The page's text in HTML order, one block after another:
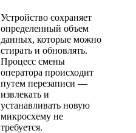
Устройство сохраняет
определенный объем
данных, которые можно
стирать и обновлять.
Процесс смены
оператора происходит
путем перезаписи —
извлекать и
устанавливать новую
микросхему не
требуется.